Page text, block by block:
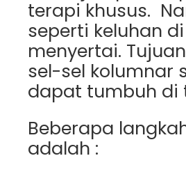
terapi khusus.
seperti keluhan
menyertai.
sel-sel kolumnar
dapat tumbuh di
Beberapa
adalah :